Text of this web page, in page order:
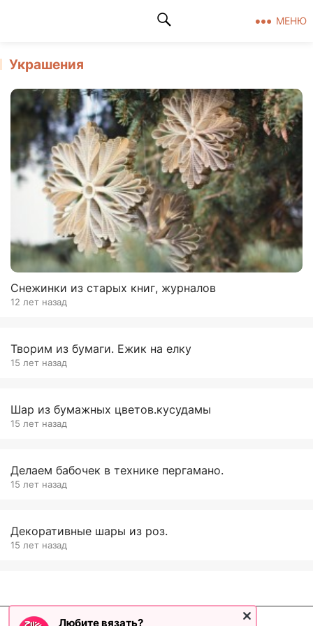
МЕНЮ
Украшения
Снежинки из старых книг, журналов
12 лет назад
Творим из бумаги. Ежик на елку
15 лет назад
Шар из бумажных цветов.кусудамы
15 лет назад
Делаем бабочек в технике пергамано.
15 лет назад
Декоративные шары из роз.
15 лет назад
Любите вязать?